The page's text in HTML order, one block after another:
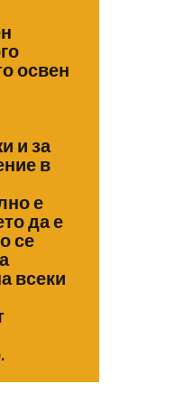
освен
и за
в
е
да е
се
всеки